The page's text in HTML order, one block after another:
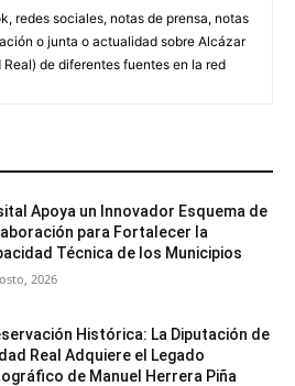
redes sociales, notas de prensa, notas
o junta o actualidad sobre Alcázar
de diferentes fuentes en la red
Apoya un Innovador Esquema de
para Fortalecer la
Técnica de los Municipios
2026
Histórica: La Diputación de
Real Adquiere el Legado
de Manuel Herrera Piña